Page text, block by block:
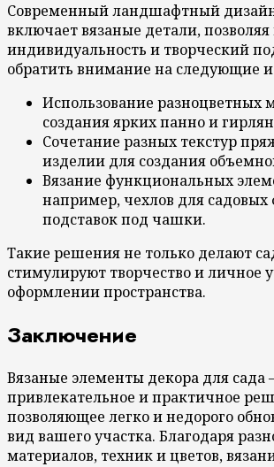
Современный ландшафтный
включает вязаные детали,
индивидуальность и творческий
обратить внимание на следующие
Использование разноцветных
создания ярких панно и
Сочетание разных текстур
изделии для создания
Вязание функциональных
например, чехлов для
подставок под чашки.
Такие решения не только делают
стимулируют творчество и личное
оформлении пространства.
Заключение
Вязаные элементы декора для сада
привлекательное и практичное
позволяющее легко и недорого
вид вашего участка. Благодаря
материалов, техник и цветов,